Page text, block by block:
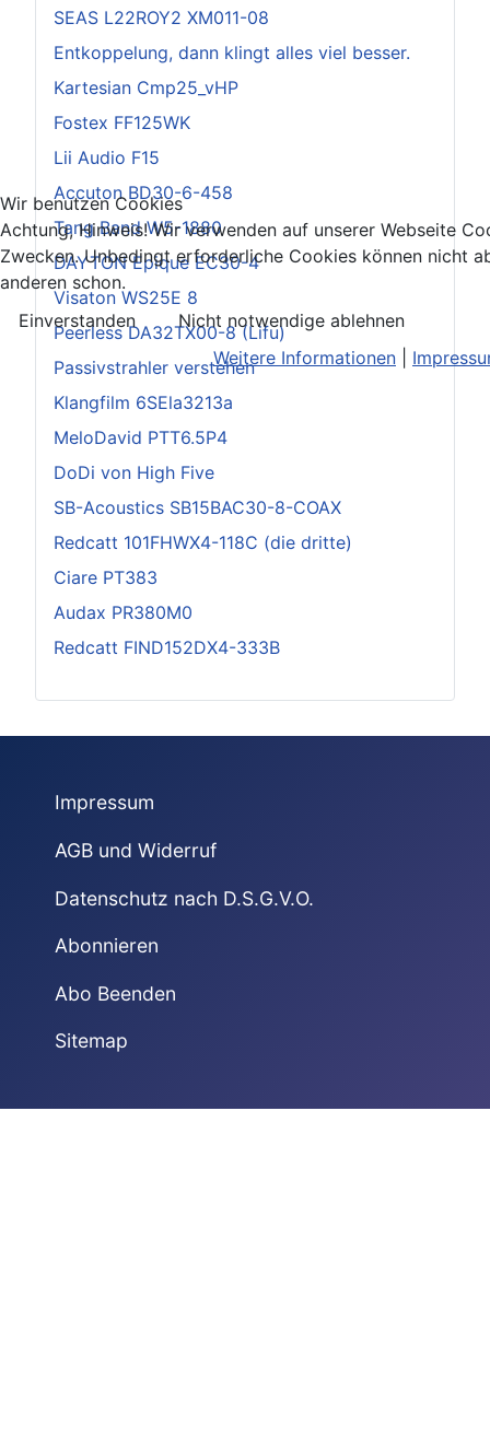
SEAS L22ROY2 XM011-08
Entkoppelung, dann klingt alles viel besser.
Kartesian Cmp25_vHP
Fostex FF125WK
Lii Audio F15
Accuton BD30-6-458
Tang Band W5-1880
DAYTON Epique EC30-4
Visaton WS25E 8
Peerless DA32TX00-8 (Lifu)
Passivstrahler verstehen
Klangfilm 6SEla3213a
MeloDavid PTT6.5P4
DoDi von High Five
SB-Acoustics SB15BAC30-8-COAX
Redcatt 101FHWX4-118C (die dritte)
Ciare PT383
Audax PR380M0
Redcatt FIND152DX4-333B
Impressum
AGB und Widerruf
Datenschutz nach D.S.G.V.O.
Abonnieren
Abo Beenden
Sitemap
Wir benutzen Cookies
Achtung, Hinweis! Wir verwenden auf unserer Webseite
Zwecken. Unbedingt erforderliche Cookies können nicht
anderen schon.
Einverstanden
Nicht notwendige ablehnen
Weitere Informationen